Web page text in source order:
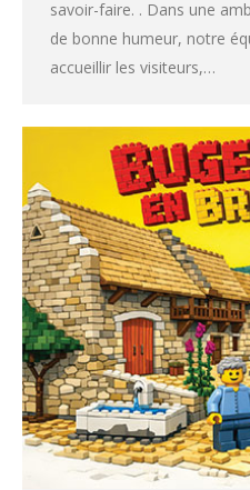
savoir-faire. . Dans une
de bonne humeur, notre
accueillir les visiteurs,…